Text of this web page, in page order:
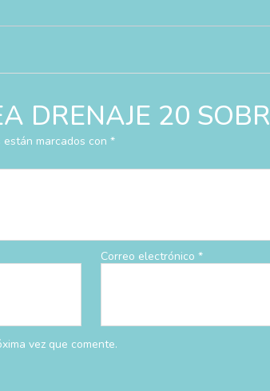
DRENAJE 20
marcados con *
Correo electrónico*
vez que comente.